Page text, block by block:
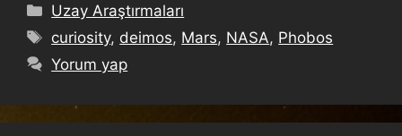
Uzay Araştırmaları
curiosity, deimos, Mars, NASA, Phobos
Yorum yap